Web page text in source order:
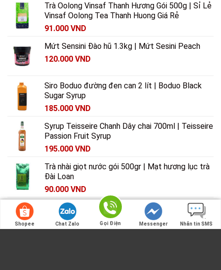
Trà Oolong Vinsaf Thanh Hương Gói 500g | Sỉ Lẻ
Vinsaf Oolong Tea Thanh Huong Giá Rẻ
91.000 VND
Mứt Sensini Đào hũ 1.3kg | Mứt Sesini Peach
120.000 VND
Siro Boduo đường đen can 2 lít | Boduo Black
Sugar Syrup
185.000 VND
Syrup Teisseire Chanh Dây chai 700ml | Teisseire
Passion Fruit Syrup
195.000 VND
Trà nhài giọt nước gói 500gr | Mạt hương lục trà
Đài Loan
90.000 VND
Bột vị socola Koca gói 1kg | Bột sữa Koca vị
chocolate chính hãng
170.000VND
Shopee Chat Zalo Gọi Điện Messenger Nhắn tin SMS